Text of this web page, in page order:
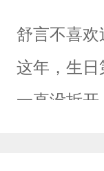
舒言不喜
这年，生
一直没拆